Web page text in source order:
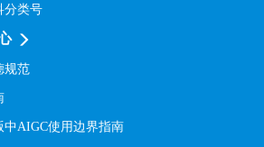
分类号
规范
中AIGC使用边界指南